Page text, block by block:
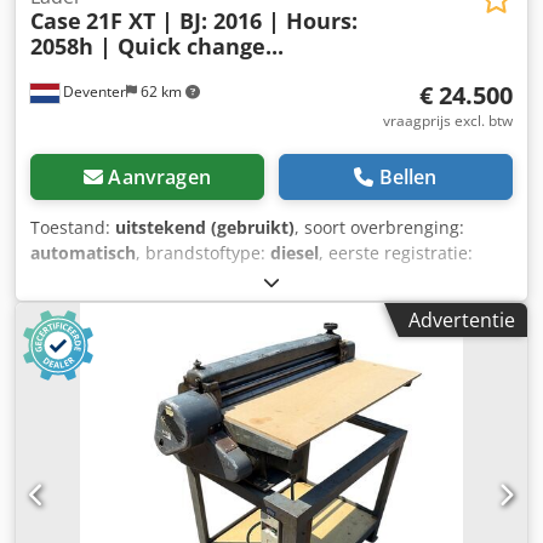
Deventer 62 km
Case 21F XT | BJ: 2016 | Hours:
2058h | Quick change...
€ 24.500
vraagprijs excl. btw
Aanvragen Bellen
Toestand: uitstekend (gebruikt), soort overbrenging:
automatisch, brandstoftype: diesel, eerste registratie:
, bedrijfsturen:
cabine, = Verdere opties en accessoires = - Afgesloten
cabine - Radio/cd-speler = Opmerkingen = CASE 21F XT
wiellader, bouwjaar 2016, met slechts 2.058 draaiuren.
Deze compacte en krachtige wiellader komt uit Duitsland
en verkeert in een goede, onderhouden staat. De machine
is direct inzetbaar en is ideaal voor grondwerk, landbouw,
recycling, bestratingswerkzaamheden en werkzaamheden
op het bedrijfsterrein. De machine is uitgerust met een
hydraulische snelsluitkoppeling en een extra hydraulische
functie aan de voorzijde. Hierdoor kunnen verschillende
Advertentie